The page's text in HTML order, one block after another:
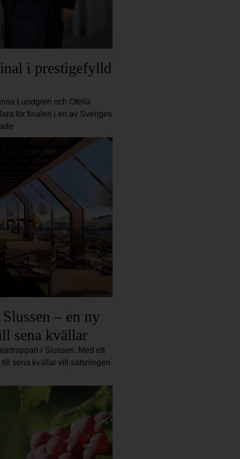
i prestigefylld
Lundgren och Ofelia
för finalen i en av Sveriges
– en ny
sena kvällar
i Slussen. Med ett
sena kvällar vill satsningen